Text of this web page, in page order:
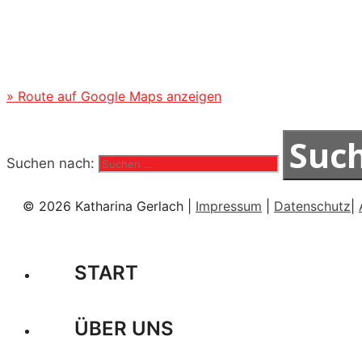
» Route auf Google Maps anzeigen
Suchen nach:
© 2026 Katharina Gerlach | Impressum Datenschutz
START
ÜBER UNS